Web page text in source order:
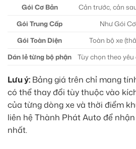
Gói Cơ Bản
Cản trước, cản
Gói Trung Cấp
Như Gói
Gói Toàn Diện
Toàn bộ xe
Dán lẻ từng bộ phận
Tùy chọn theo
Lưu ý: Bảng giá trên chỉ mang
có thể thay đổi tùy thuộc vào
của từng dòng xe và thời điểm
liên hệ Thành Phát Auto để
nhất.